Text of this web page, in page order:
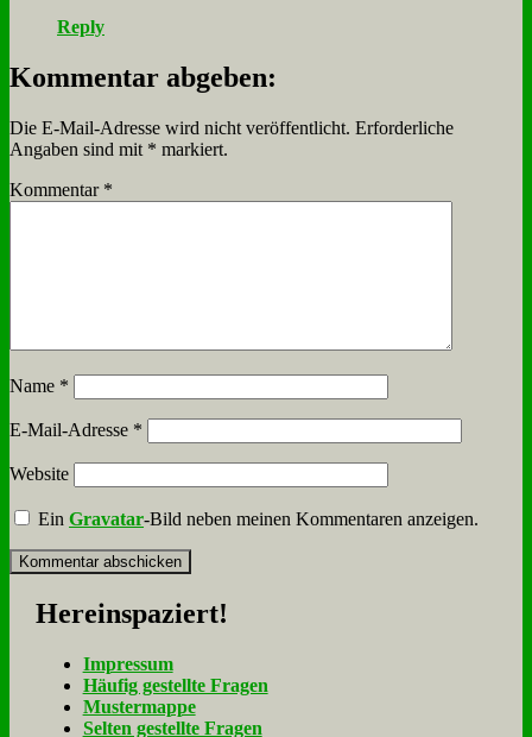
Reply
Kommentar abgeben:
Die E-Mail-Adresse wird nicht veröffentlicht. Erforderliche
Angaben sind mit * markiert.
Kommentar *
Name *
E-Mail-Adresse *
Website
EinGravatar-Bild neben meinen Kommentaren anzeigen.
Her­ein­spa­ziert!
Im­pres­sum
Häu­fig ge­stell­te Fra­gen
Mu­ster­map­pe
Sel­ten ge­stell­te Fra­gen